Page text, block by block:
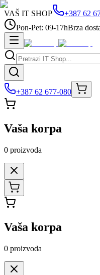
VAŠ IT SHOP +387 62
Pon-Pet: 09-17hBrza
+387 62 677-080
Vaša korpa
0 proizvoda
Vaša korpa
0 proizvoda